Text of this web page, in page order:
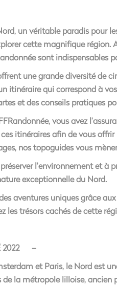
un véritable paradis pour
cette magnifique région.
sont
une grande diversité de
itinéraire qui correspond à
et des conseils pratiques
vous avez
itinéraires afin de vous
nos topoguides vous
l’environnement et
exceptionnelle du Nord.
aventures uniques grâce
les trésors cachés de cette
2022 –
et Paris, le Nord est
la métropole lilloise, ancien